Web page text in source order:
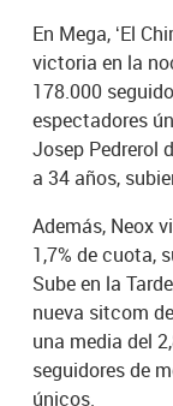
En Mega, ‘El
victoria en la
178.000
espectadores
Josep Pedrerol
a 34 años,
Además, Neox
1,7% de cuota,
Sube en la
nueva sitcom
una media del
seguidores de
únicos.